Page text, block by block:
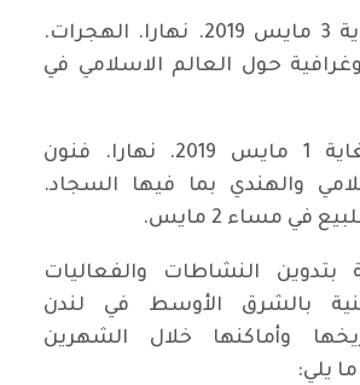
12 نيسان ولغاية 3 مايس 2019. نهارا. الهجرات.
حول العالم الاسلامي في
26 نيسان ولغاية 1 مايس 2019. نهارا. فنون
والهندي بما فيها السجاد.
في مساء 2 مايس.
بتدوين النشاطات والفعاليات
بالشرق الأوسط في لندن
وأماكنها خلال الشهرين
يلي: